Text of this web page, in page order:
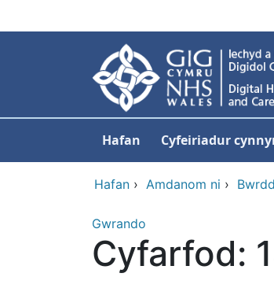
Hafan Cyfeiriadur
Hafan › Amdanom ni ›
Gwrando
Cyfarfod: